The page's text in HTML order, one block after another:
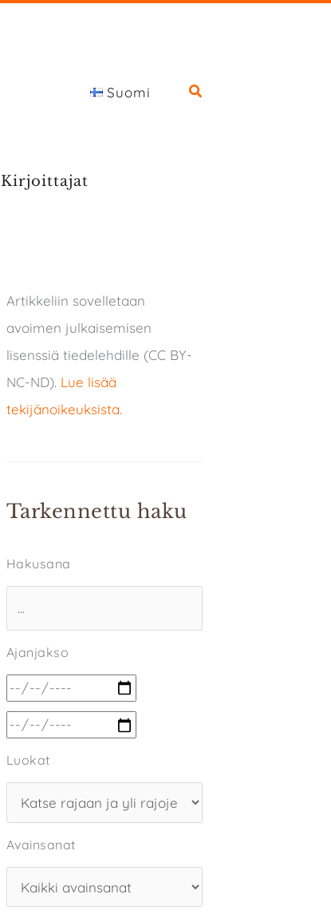
Suomi
Kirjoittajat
Artikkeliin sovelletaan
avoimen julkaisemisen
lisenssiä tiedelehdille (CC BY-
NC-ND). Lue lisää
tekijänoikeuksista.
Tarkennettu haku
Hakusana
Ajanjakso
Luokat
Avainsanat